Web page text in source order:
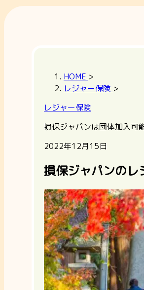
HOME >
レジャー保険 >
レジャー保険
損保ジャパンは団体加入可
2022年12月15日
損保ジャパンのレ